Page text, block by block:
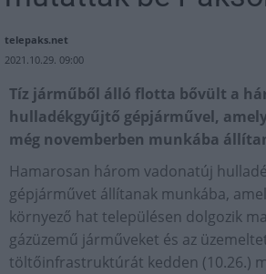
telepaks.net
2021.10.29. 09:00
Tíz járműből álló flotta bővült a
hulladékgyűjtő gépjárművel,
még novemberben munkába
Hamarosan három vadonatúj
gépjárművet állítanak munkába,
környező hat településen dolgozik
gázüzemű járműveket és az
töltőinfrastruktúrát kedden (10.26.)